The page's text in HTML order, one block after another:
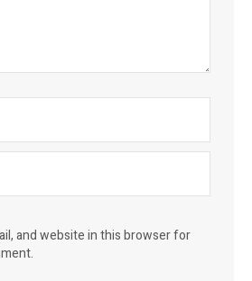
and website in this browser for